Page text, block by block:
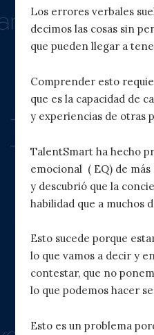
Los errores verbales
decimos las cosas sin
que pueden llegar a
Comprender esto
que es la capacidad de
y experiencias de otras
TalentSmart ha hecho
emocional ( EQ) de
y descubrió que la
habilidad que a muchos
Esto sucede porque
lo que vamos a decir y
contestar, que no
lo que podemos hacer
Esto es un problema